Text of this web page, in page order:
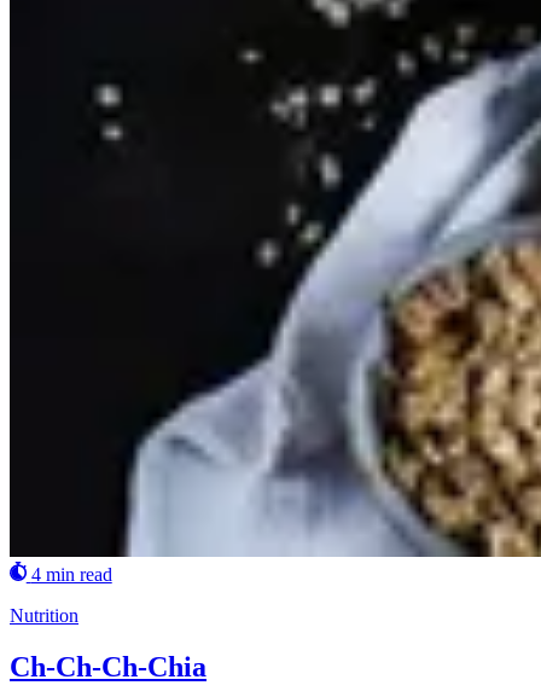
4 min read
Nutrition
Ch-Ch-Ch-Chia